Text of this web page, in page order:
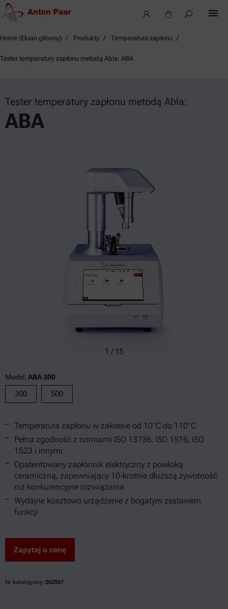
Home (Ekran główny) Produkty Temperatura zapłonu
Tester temperatury zapłonu metodą Abla: ABA
Tester temperatury zapłonu metodą Abla:
ABA
1 / 15
Model: ABA 300
300 500
Temperatura zapłonu w zakresie od 10°C do 110°C
Pełna zgodność z normami ISO 13736, ISO 1516, ISO
1523 i innymi
Opatentowany zapłonnik elektryczny z powłoką
ceramiczną, zapewniający 10-krotnie dłuższą żywotność
niż konkurencyjne rozwiązania
Wydajne kosztowo urządzenie z bogatym zestawem
funkcji
Zapytaj o cenę
Nr katalogowy: 262567